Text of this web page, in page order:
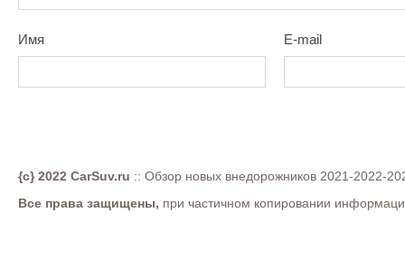
Имя E-mail
{c} 2022 CarSuv.ru :: Обзор новых внедорожников 2021-2022-
Все права защищены, при частичном копировании